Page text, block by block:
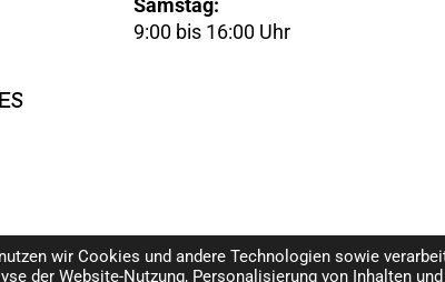
Samstag:
9:00 bis 16:00 Uhr
wir Cookies und andere Technologien sowie
der Website-Nutzung, Personalisierung von Inhalten